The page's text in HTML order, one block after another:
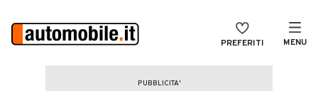
PREFERITI MENU
CERCA